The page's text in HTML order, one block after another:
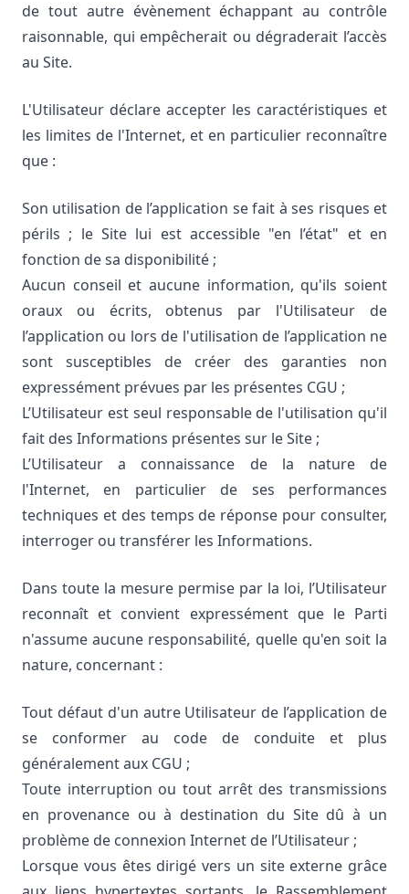
de tout autre évènement échappant au contrôle
raisonnable, qui empêcherait ou dégraderait l’accès
au Site.
L'Utilisateur déclare accepter les caractéristiques et
les limites de l'Internet, et en particulier reconnaître
que :
Son utilisation de l’application se fait à ses risques et
périls ; le Site lui est accessible "en l’état" et en
fonction de sa disponibilité ;
Aucun conseil et aucune information, qu'ils soient
oraux ou écrits, obtenus par l'Utilisateur de
l’application ou lors de l'utilisation de l’application ne
sont susceptibles de créer des garanties non
expressément prévues par les présentes CGU ;
L’Utilisateur est seul responsable de l'utilisation qu'il
fait des Informations présentes sur le Site ;
L’Utilisateur a connaissance de la nature de
l'Internet, en particulier de ses performances
techniques et des temps de réponse pour consulter,
interroger ou transférer les Informations.
Dans toute la mesure permise par la loi, l’Utilisateur
reconnaît et convient expressément que le Parti
n'assume aucune responsabilité, quelle qu'en soit la
nature, concernant :
Tout défaut d'un autre Utilisateur de l’application de
se conformer au code de conduite et plus
généralement aux CGU ;
Toute interruption ou tout arrêt des transmissions
en provenance ou à destination du Site dû à un
problème de connexion Internet de l’Utilisateur ;
Lorsque vous êtes dirigé vers un site externe grâce